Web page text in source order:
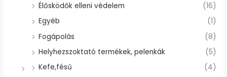
Élősködők elleni védelem
(16)
Egyéb
(1)
Fogápolás
(8)
Helyhezszoktató termékek, pelenkák
(5)
Kefe,fésű
(4)